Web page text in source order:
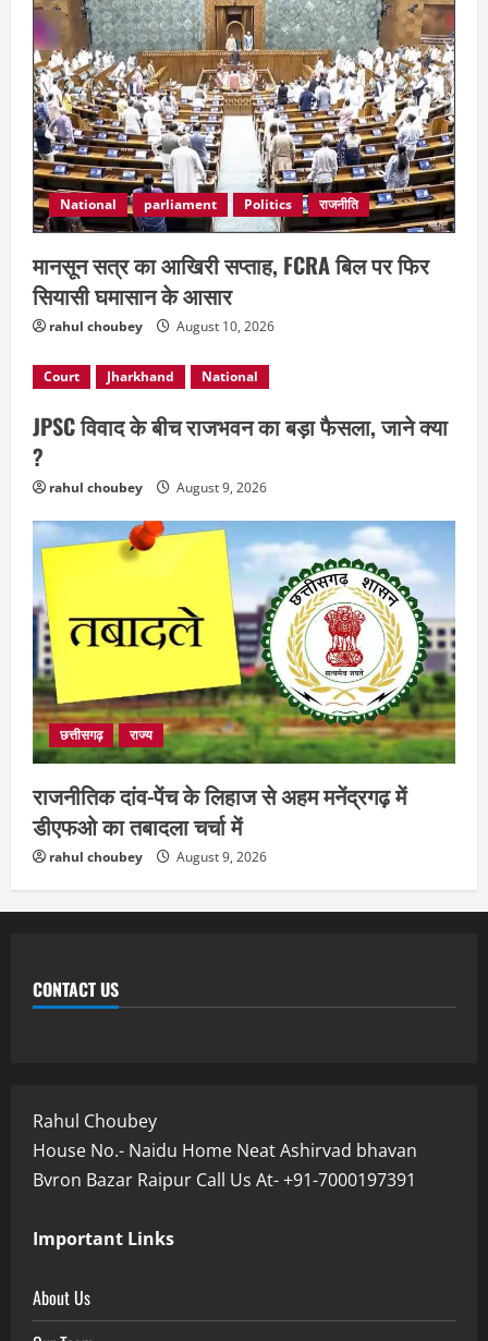
4 August 9, 2026
National parliament Politics राजनीति
मानसून सत्र का आखिरी सप्ताह, FCRA बिल पर फिर
सियासी घमासान के आसार
rahul choubey August 10, 2026
Court Jharkhand National
JPSC विवाद के बीच राजभवन का बड़ा फैसला, जाने क्या
?
rahul choubey August 9, 2026
छत्तीसगढ़ राज्य
राजनीतिक दांव-पेंच के लिहाज से अहम मनेंद्रगढ़ में
डीएफओ का तबादला चर्चा में
rahul choubey August 9, 2026
CONTACT US
Rahul Choubey
House No.- Naidu Home Neat Ashirvad bhavan
Bvron Bazar Raipur Call Us At- +91-7000197391
Important Links
About Us